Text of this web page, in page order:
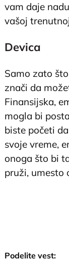
vam daje
vašoj
Devica
Samo zato
znači da
Finansijska,
mogla bi
biste početi
svoje vreme,
onoga što bi
pruži, umesto
Podelite vest: